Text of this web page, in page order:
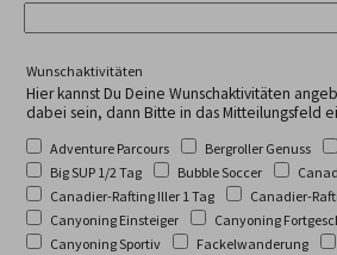
Wunschaktivitäten
Hier kannst Du Deine Wunschaktivitäten
dabei sein, dann Bitte in das Mitteilungsfeld
Adventure Parcours Bergroller Genuss
Big SUP 1/2 Tag
Bubble Soccer
Canadier-Rafting Iller 1 Tag
Canadier-
Canyoning Einsteiger
Canyoning
Canyoning Sportiv
Fackelwanderung